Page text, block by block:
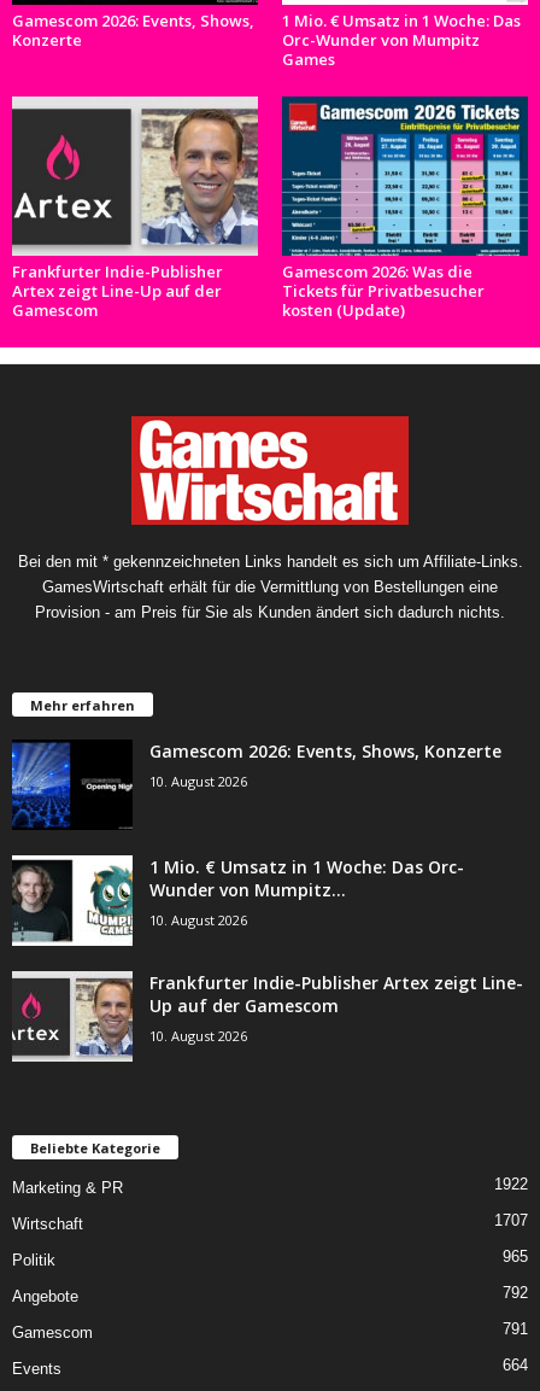
Gamescom 2026: Events, Shows,
Konzerte
1 Mio. € Umsatz in 1 Woche: Das
Orc-Wunder von Mumpitz
Games
Frankfurter Indie-Publisher
Artex zeigt Line-Up auf der
Gamescom
Gamescom 2026: Was die
Tickets für Privatbesucher
kosten (Update)
Bei den mit * gekennzeichneten Links handelt es sich um Affiliate-Links.
GamesWirtschaft erhält für die Vermittlung von Bestellungen eine
Provision - am Preis für Sie als Kunden ändert sich dadurch nichts.
Mehr erfahren
Gamescom 2026: Events, Shows, Konzerte
10. August 2026
1 Mio. € Umsatz in 1 Woche: Das Orc-
Wunder von Mumpitz...
10. August 2026
Frankfurter Indie-Publisher Artex zeigt Line-
Up auf der Gamescom
10. August 2026
Beliebte Kategorie
Marketing & PR 1922
Wirtschaft 1707
Politik 965
Angebote 792
Gamescom 791
Events 664